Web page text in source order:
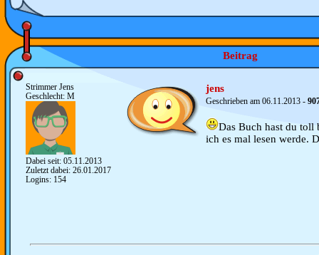
Beitrag
Strimmer Jens
Geschlecht: M
Dabei seit: 05.11.2013
Zuletzt dabei: 26.01.2017
Logins: 154
jens
Geschrieben am 06.11.2013 -
Das Buch hast du toll
ich es mal lesen werde.